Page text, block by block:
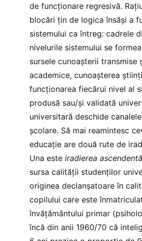
de funcționare regresivă.
blocări țin de logica însăși a
sistemului ca întreg: cadrele
nivelurile sistemului se
sursele cunoașterii transmise
academice, cunoașterea
funcționarea fiecărui nivel al
produsă sau/și validată
universitară deschide
școlare. Să mai reamintesc
educație are două rute de
Una este iradierea
sursa calității studenților
originea declanșatoare în
copilului care este
învățământului primar
încă din anii 1960/70 că